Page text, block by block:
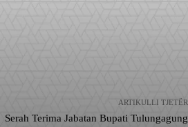
ARTIKULLI TJETËR
Serah Terima Jabatan Bupati Tulungagung